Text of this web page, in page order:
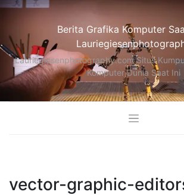
Skip
content
Berita Grafika Komputer
Lauriegiesenphotography.com Situs
Komputer Dunia Saat Ini
vector-graphic-